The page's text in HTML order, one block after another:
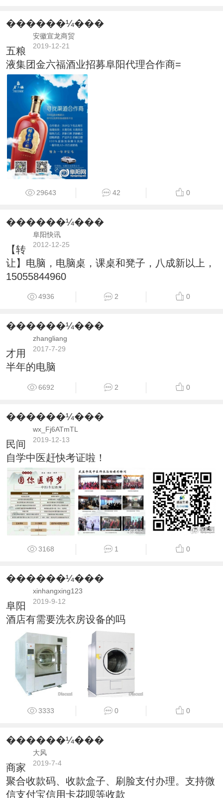
������¼���
安徽宣龙商贸
2019-12-21
五粮
液集团金六福酒业招募阜阳代理合作商=
29643 42 0
������¼���
阜阳快讯
2012-12-25
【转
让】电脑，电脑桌，课桌和凳子，八成新以上，
15055844960
4936 2 0
������¼���
zhangliang
2017-7-29
才用
半年的电脑
6692 2 0
������¼���
wx_Fj6ATmTL
2019-12-13
民间
自学中医赶快考证啦！
3168 1 0
������¼���
xinhangxing123
2019-9-12
阜阳
酒店有需要洗衣房设备的吗
3333 0 0
������¼���
大风
2019-7-4
商家
聚合收款码、收款盒子、刷脸支付办理。支持微
信支付宝信用卡花呗等收款